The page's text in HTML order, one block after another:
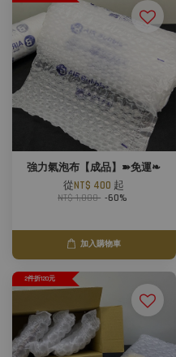
強力氣泡布【成品】➽免運❧
從NT$ 400 起
NT$ 1,000 -60%
加入購物車
2件折120元